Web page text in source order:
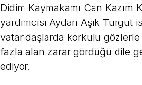
Didim Kaymakamı Can Kazım
yardımcısı Aydan Aşık Turgut
vatandaşlarda korkulu gözlerle
fazla alan zarar gördüğü dile
ediyor.